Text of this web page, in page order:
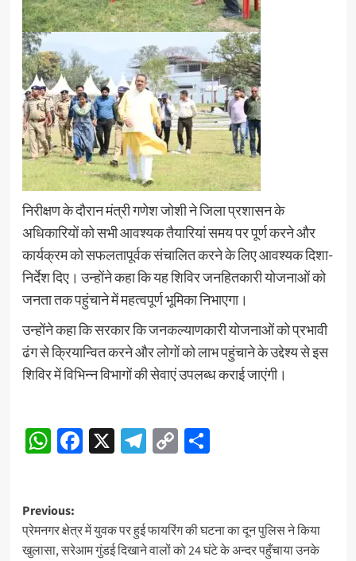
निरीक्षण के दौरान मंत्री गणेश जोशी ने जिला प्रशासन के
अधिकारियों को सभी आवश्यक तैयारियां समय पर पूर्ण करने और
कार्यक्रम को सफलतापूर्वक संचालित करने के लिए आवश्यक दिशा-
निर्देश दिए। उन्होंने कहा कि यह शिविर जनहितकारी योजनाओं को
जनता तक पहुंचाने में महत्वपूर्ण भूमिका निभाएगा।
उन्होंने कहा कि सरकार कि जनकल्याणकारी योजनाओं को प्रभावी
ढंग से क्रियान्वित करने और लोगों को लाभ पहुंचाने के उद्देश्य से इस
शिविर में विभिन्न विभागों की सेवाएं उपलब्ध कराई जाएंगी।
WhatsApp
Facebook
X Telegram
CopyShare
Post
navigation
Previous:
प्रेमनगर क्षेत्र में युवक पर हुई फायरिंग की घटना का दून पुलिस ने किया
खुलासा, सरेआम गुंडई दिखाने वालों को 24 घंटे के अन्दर पहुँचाया उनके